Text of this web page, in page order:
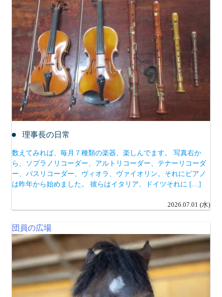
理事長の日常
数えてみれば、毎月７種類の楽器、楽しんでます。 写真右か
ら、ソプラノリコーダー、アルトリコーダー、テナーリコーダ
ー、バスリコーダー、ヴィオラ、ヴァイオリン。それにピアノ
は昨年から始めました。 彼らはイタリア、ドイツそれに […]
2026.07.01 (水)
団員の広場